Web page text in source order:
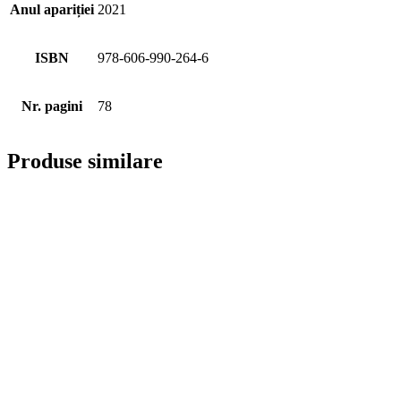
Anul apariției 2021
ISBN 978-606-990-264-6
Nr. pagini 78
Produse similare